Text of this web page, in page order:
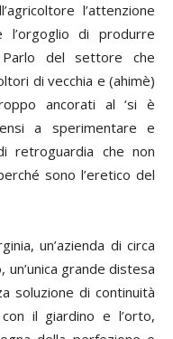
l’attenzione
di produrre
del settore che
di vecchia e (ahimè)
ancorati al ‘si è
a sperimentare e
retroguardia che non
sono l’eretico del
un’azienda di circa
grande distesa
soluzione di continuità
il giardino e l’orto,